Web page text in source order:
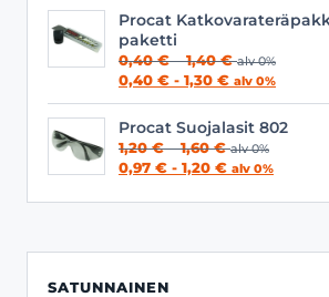
1,80 €
Procat
paketti
0,40€ – 1,40€Hintaluokka:
0,40 €
1,40 €
alv 0%
0,40 € - 1,30 € alv 0%
Procat Suojalasit 802
1,20€ – 1,60€Hintaluokka:
1,20 €
1,60 €
alv 0%
0,97 € - 1,20 € alv 0%
SATUNNAINEN